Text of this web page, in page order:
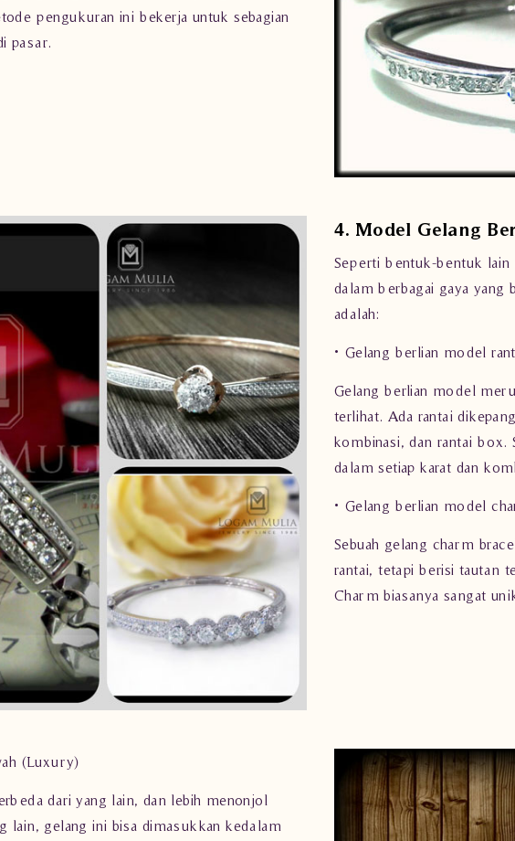
pengukuran ini bekerja untuk sebagian
pasar.
4. Model Gelang
Seperti bentuk-bentuk lain
dalam berbagai gaya yang
adalah:
• Gelang berlian model
Gelang berlian model
terlihat. Ada rantai
kombinasi, dan rantai box.
dalam setiap karat dan
• Gelang berlian model
Sebuah gelang charm
rantai, tetapi berisi tautan
Charm biasanya sangat
(Luxury)
dari yang lain, dan lebih menonjol
lain, gelang ini bisa dimasukkan kedalam